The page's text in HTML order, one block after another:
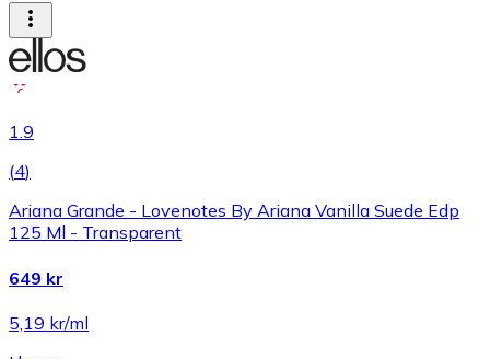
1.9
(4)
Ariana Grande - Lovenotes By Ariana Vanilla Suede Edp
125 Ml - Transparent
649 kr
5,19 kr/ml